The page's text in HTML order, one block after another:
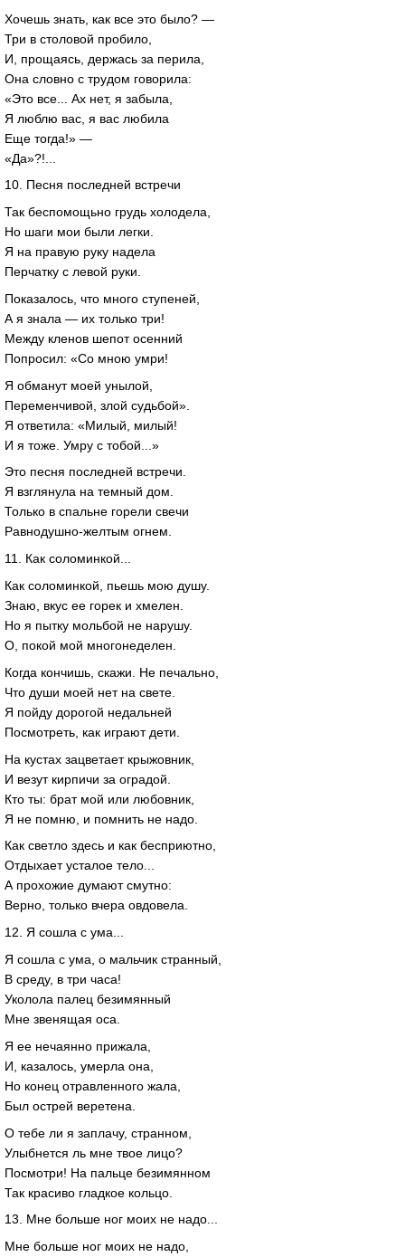
Хочешь знать, как все это было? —
Три в столовой пробило,
И, прощаясь, держась за перила,
Она словно с трудом говорила:
«Это все... Ах нет, я забыла,
Я люблю вас, я вас любила
Еще тогда!» —
«Да»?!...
10. Песня последней встречи
Так беспомощьно грудь холодела,
Но шаги мои были легки.
Я на правую руку надела
Перчатку с левой руки.
Показалось, что много ступеней,
А я знала — их только три!
Между кленов шепот осенний
Попросил: «Со мною умри!
Я обманут моей унылой,
Переменчивой, злой судьбой».
Я ответила: «Милый, милый!
И я тоже. Умру с тобой...»
Это песня последней встречи.
Я взглянула на темный дом.
Только в спальне горели свечи
Равнодушно-желтым огнем.
11. Как соломинкой...
Как соломинкой, пьешь мою душу.
Знаю, вкус ее горек и хмелен.
Но я пытку мольбой не нарушу.
О, покой мой многонеделен.
Когда кончишь, скажи. Не печально,
Что души моей нет на свете.
Я пойду дорогой недальней
Посмотреть, как играют дети.
На кустах зацветает крыжовник,
И везут кирпичи за оградой.
Кто ты: брат мой или любовник,
Я не помню, и помнить не надо.
Как светло здесь и как бесприютно,
Отдыхает усталое тело...
А прохожие думают смутно:
Верно, только вчера овдовела.
12. Я сошла с ума...
Я сошла с ума, о мальчик странный,
В среду, в три часа!
Уколола палец безимянный
Мне звенящая оса.
Я ее нечаянно прижала,
И, казалось, умерла она,
Но конец отравленного жала,
Был острей веретена.
О тебе ли я заплачу, странном,
Улыбнется ль мне твое лицо?
Посмотри! На пальце безимянном
Так красиво гладкое кольцо.
13. Мне больше ног моих не надо...
Мне больше ног моих не надо,